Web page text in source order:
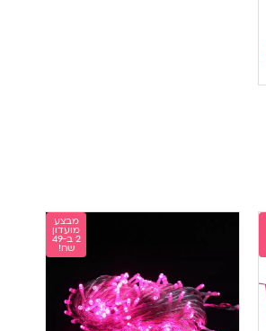
מבצע
מועדון
2 ב-49
שח!